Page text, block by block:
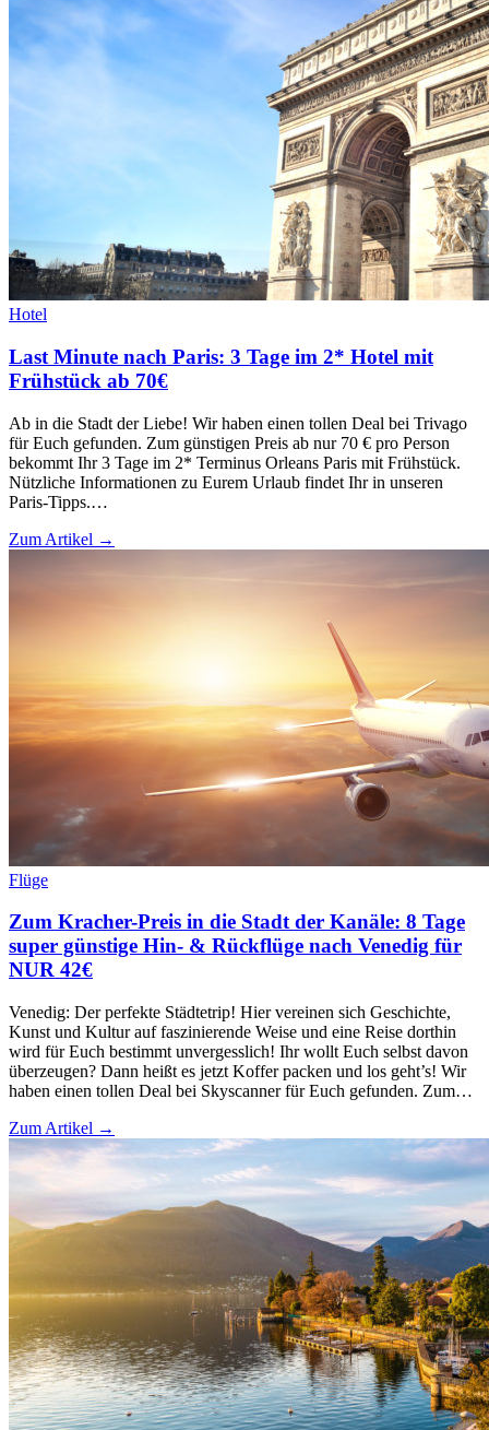
Hotel
Last Minute nach Paris: 3 Tage im 2* Hotel mit
Frühstück ab 70€
Ab in die Stadt der Liebe! Wir haben einen tollen Deal bei Trivago
für Euch gefunden. Zum günstigen Preis ab nur 70 € pro Person
bekommt Ihr 3 Tage im 2* Terminus Orleans Paris mit Frühstück.
Nützliche Informationen zu Eurem Urlaub findet Ihr in unseren
Paris-Tipps.…
Zum Artikel →
Flüge
Zum Kracher-Preis in die Stadt der Kanäle: 8 Tage
super günstige Hin- & Rückflüge nach Venedig für
NUR 42€
Venedig: Der perfekte Städtetrip! Hier vereinen sich Geschichte,
Kunst und Kultur auf faszinierende Weise und eine Reise dorthin
wird für Euch bestimmt unvergesslich! Ihr wollt Euch selbst davon
überzeugen? Dann heißt es jetzt Koffer packen und los geht’s! Wir
haben einen tollen Deal bei Skyscanner für Euch gefunden. Zum…
Zum Artikel →